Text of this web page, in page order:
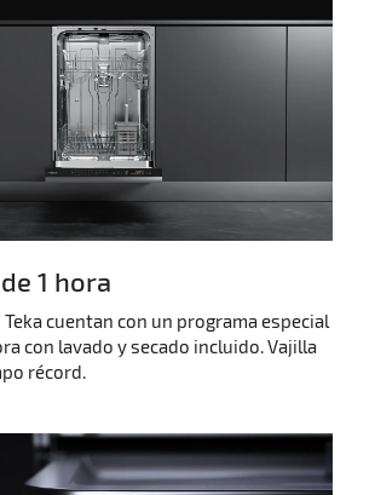
1 hora
cuentan con un programa especial
con lavado y secado incluido. Vajilla
récord.